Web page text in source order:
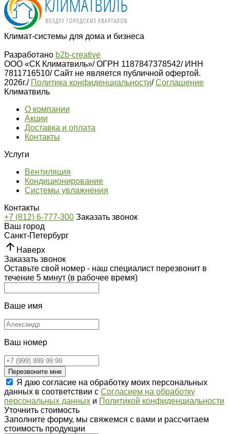
Климат-системы для дома и бизнеса
Разработано b2b-creative
ООО «СК Климатвиль»/ОГРН 1187847378542/ИНН
7811716510/Сайт не является публичной офертой.
2026г./ Политика конфиденциальности/ Соглашение
Климатвиль
О компании
Акции
Доставка и оплата
Контакты
Услуги
Вентиляция
Кондиционирование
Системы увлажнения
Контакты
+7 (812) 6-777-300 Заказать звонок
Ваш город
Санкт-Петербург
Наверх
Заказать звонок
Оставьте свой номер - наш специалист перезвонит в
течение 5 минут (в рабочее время)
Ваше имя
Ваш номер
Перезвоните мне
Я даю согласие на обработку моих персональных
данных в соответствии с Согласием на обработку
персональных данных и Политикой конфиденциальности
Уточнить стоимость
Заполните форму, мы свяжемся с вами и рассчитаем
стоимость продукции